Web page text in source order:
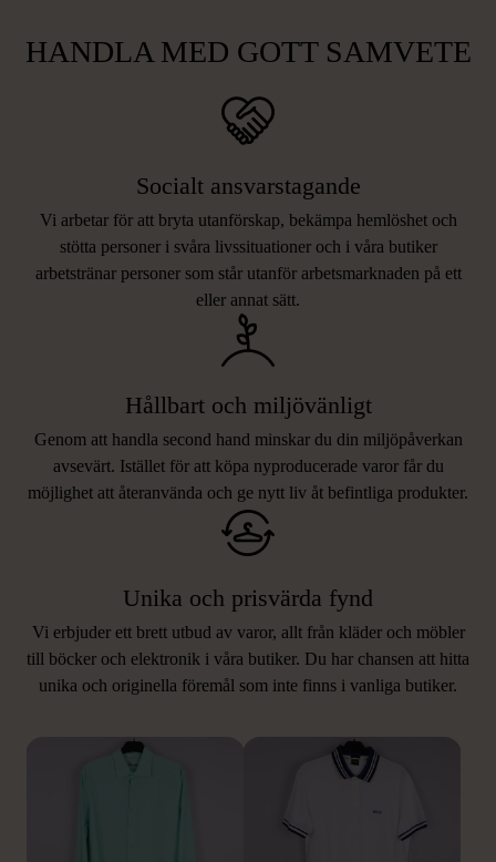
HANDLA MED GOTT SAMVETE
Socialt ansvarstagande
Vi arbetar för att bryta utanförskap, bekämpa hemlöshet och
stötta personer i svåra livssituationer och i våra butiker
arbetstränar personer som står utanför arbetsmarknaden på ett
eller annat sätt.
Hållbart och miljövänligt
Genom att handla second hand minskar du din miljöpåverkan
avsevärt. Istället för att köpa nyproducerade varor får du
möjlighet att återanvända och ge nytt liv åt befintliga produkter.
Unika och prisvärda fynd
Vi erbjuder ett brett utbud av varor, allt från kläder och möbler
till böcker och elektronik i våra butiker. Du har chansen att hitta
unika och originella föremål som inte finns i vanliga butiker.
LIKNANDE PRODUKTER
Hitta produkter som påminner om denna